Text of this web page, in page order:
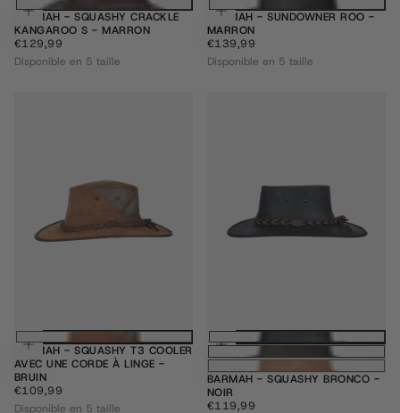
Choisissez des options
BARMAH - SQUASHY CRACKLE
KANGAROO S - MARRON
€129,99
PRIX
RÉGULIER
€129,99
Disponible en 5 taille
Choisissez
BARMAH - SUNDOWNER ROO -
MARRON
€139,99
PRIX
RÉGULIER
€139,99
Disponible en 5 taille
Choisissez des options
BARMAH - SQUASHY T3 COOLER
AVEC UNE CORDE À LINGE -
BRUIN
€109,99
PRIX
RÉGULIER
€109,99
Disponible en 5 taille
Choisissez
BARMAH - SQUASHY BRONCO -
NOIR
€119,99
PRIX
€119,99